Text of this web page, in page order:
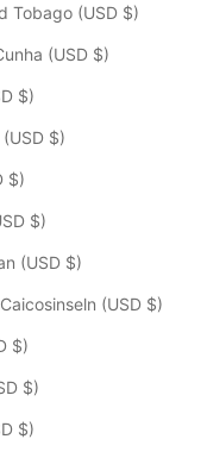
Tobago (USD $)
(USD $)
$)
$)
$)
$)
(USD $)
(USD $)
$)
$)
$)